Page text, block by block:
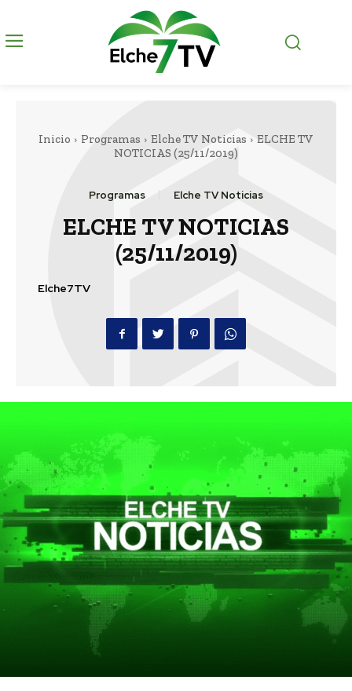
Inicio Programas Elche TV Noticias
ELCHE TV
NOTICIAS (25/11/2019)
Programas Elche TV Noticias
ELCHE TV NOTICIAS
(25/11/2019)
Elche7TV